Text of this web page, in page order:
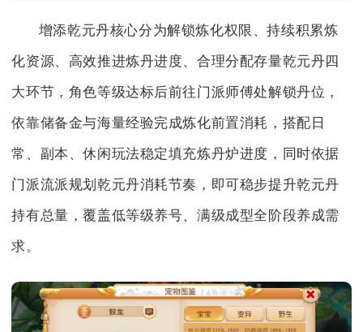
增添乾元丹核心分为解锁炼化权限、持续积累炼
化资源、高效推进炼丹进度、合理分配存量乾元丹四
大环节，角色等级达标后前往门派师傅处解锁丹位，
依靠储备金与海量经验完成炼化前置消耗，搭配日
常、副本、休闲玩法稳定填充炼丹炉进度，同时依据
门派流派规划乾元丹消耗节奏，即可稳步提升乾元丹
持有总量，覆盖低等级养号、满级成型全阶段养成需
求。